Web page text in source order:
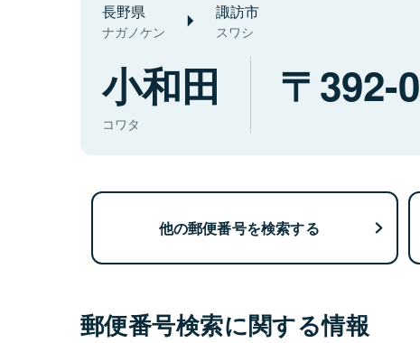
長野県
ナガノケン
諏訪市
スワシ
小和田
コワタ
392-
他の郵便番号を検索する
郵便番号検索に関する情報